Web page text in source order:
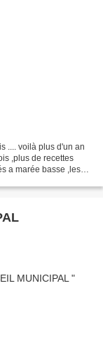
.... voilà plus d'un an
,plus de recettes
a marée basse ,les